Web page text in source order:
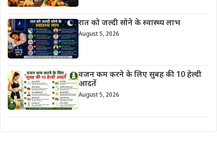
रात को जल्दी सोने के स्वास्थ्य लाभ
August 5, 2026
वजन कम करने के लिए सुबह की 10 हेल्दी
आदतें
August 5, 2026